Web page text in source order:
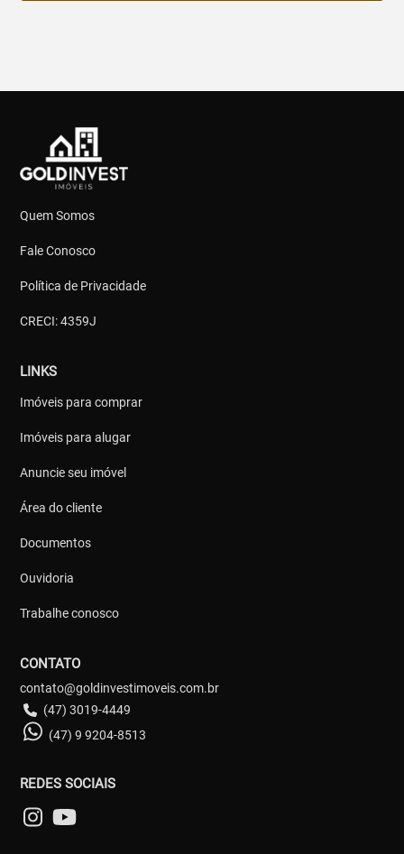
Quem Somos
Fale Conosco
Política de Privacidade
CRECI: 4359J
LINKS
Imóveis para comprar
Imóveis para alugar
Anuncie seu imóvel
Área do cliente
Documentos
Ouvidoria
Trabalhe conosco
CONTATO
contato@goldinvestimoveis.com.br
(47) 3019-4449
(47) 9 9204-8513
REDES SOCIAIS